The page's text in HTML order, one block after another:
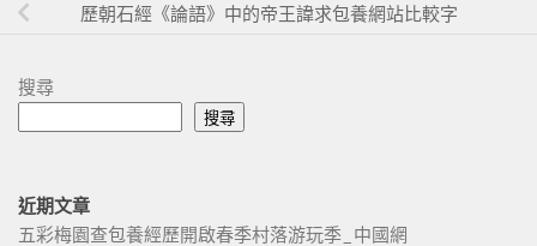
歷朝石經《論語》中的帝王諱求包養網站比較字
搜尋
搜尋
近期文章
五彩梅園查包養經歷開啟春季村落游玩季_中國網